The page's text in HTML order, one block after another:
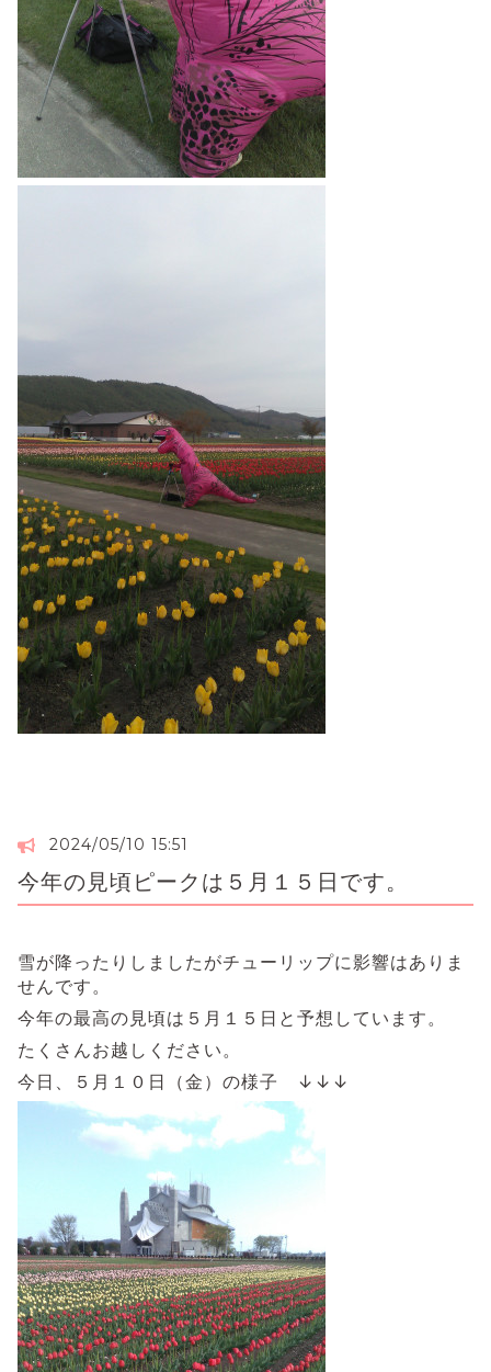
2024/05/10 15:51
今年の見頃ピークは５月１５日です。
雪が降ったりしましたがチューリップに影響はありま
せんです。
今年の最高の見頃は５月１５日と予想しています。
たくさんお越しください。
今日、５月１０日（金）の様子 ↓ ↓ ↓